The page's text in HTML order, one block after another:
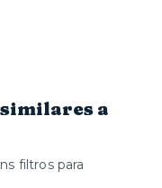
a
filtros para